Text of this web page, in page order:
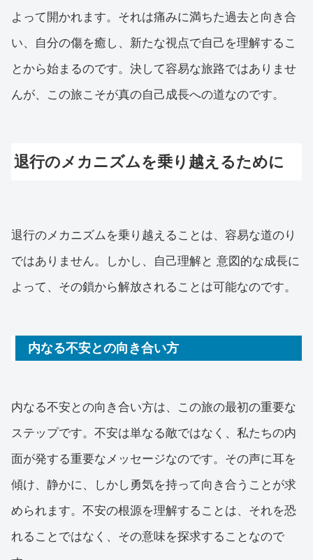
よって開かれます。それは痛みに満ちた過去と向き合
い、自分の傷を癒し、新たな視点で自己を理解するこ
とから始まるのです。決して容易な旅路ではありませ
んが、この旅こそが真の自己成長への道なのです。
退行のメカニズムを乗り越えるために
退行のメカニズムを乗り越えることは、容易な道のり
ではありません。しかし、自己理解と 意図的な成長に
よって、その鎖から解放されることは可能なのです。
内なる不安との向き合い方
内なる不安との向き合い方は、この旅の最初の重要な
ステップです。不安は単なる敵ではなく、私たちの内
面が発する重要なメッセージなのです。その声に耳を
傾け、静かに、しかし勇気を持って向き合うことが求
められます。不安の根源を理解することは、それを恐
れることではなく、その意味を探求することなので